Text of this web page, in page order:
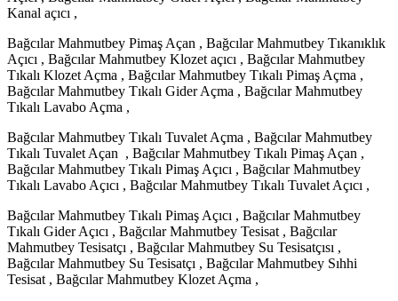
Kanal açıcı ,
Bağcılar Mahmutbey Pimaş Açan , Bağcılar Mahmutbey Tıkanıklık
Açıcı , Bağcılar Mahmutbey Klozet açıcı , Bağcılar Mahmutbey
Tıkalı Klozet Açma , Bağcılar Mahmutbey Tıkalı Pimaş Açma ,
Bağcılar Mahmutbey Tıkalı Gider Açma , Bağcılar Mahmutbey
Tıkalı Lavabo Açma ,
Bağcılar Mahmutbey Tıkalı Tuvalet Açma , Bağcılar Mahmutbey
Tıkalı Tuvalet Açan , Bağcılar Mahmutbey Tıkalı Pimaş Açan ,
Bağcılar Mahmutbey Tıkalı Pimaş Açıcı , Bağcılar Mahmutbey
Tıkalı Lavabo Açıcı , Bağcılar Mahmutbey Tıkalı Tuvalet Açıcı ,
Bağcılar Mahmutbey Tıkalı Pimaş Açıcı , Bağcılar Mahmutbey
Tıkalı Gider Açıcı , Bağcılar Mahmutbey Tesisat , Bağcılar
Mahmutbey Tesisatçı , Bağcılar Mahmutbey Su Tesisatçısı ,
Bağcılar Mahmutbey Su Tesisatçı , Bağcılar Mahmutbey Sıhhi
Tesisat , Bağcılar Mahmutbey Klozet Açma ,